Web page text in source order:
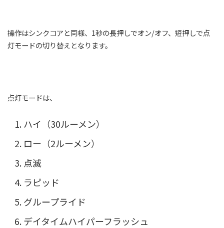
操作はシンクコアと同様、1秒の長押しでオン/オフ、短押しで点
灯モードの切り替えとなります。
点灯モードは、
ハイ（30ルーメン）
ロー（2ルーメン）
点滅
ラピッド
グループライド
デイタイムハイパーフラッシュ